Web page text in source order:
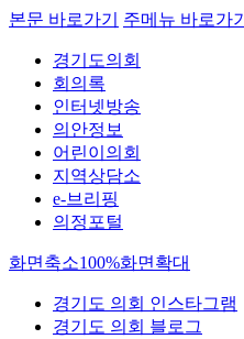
본문 바로가기 주메뉴 바로가기
경기도의회
회의록
인터넷방송
의안정보
어린이의회
지역상담소
e-브리핑
의정포털
화면축소100%화면확대
경기도 의회 인스타그램
경기도 의회 블로그